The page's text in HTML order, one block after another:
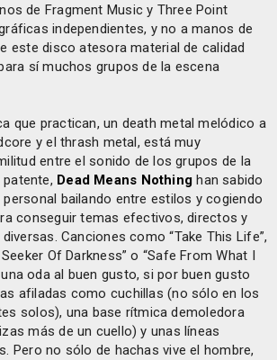
de Fragment Music y Three Point
independientes, y no a manos de
este disco atesora material de calidad
sí muchos grupos de la escena
que practican, un death metal melódico a
y el thrash metal, está muy
entre el sonido de los grupos de la
Dead Means Nothing han sabido
bailando entre estilos y cogiendo
conseguir temas efectivos, directos y
Canciones como “Take This Life”,
Of Darkness” o “Safe From What I
oda al buen gusto, si por buen gusto
afiladas como cuchillas (no sólo en los
solos), una base rítmica demoledora
más de un cuello) y unas líneas
Pero no sólo de hachas vive el hombre,